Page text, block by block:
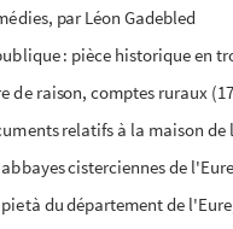
par Léon Gadebled
: pièce historique en
de raison, comptes ruraux
relatifs à la maison
abbayes cisterciennes de
pietà du département de